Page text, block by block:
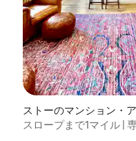
ストーのマンション・
ト
スロープまで1マイル |